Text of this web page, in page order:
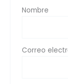
Nombre
Correo